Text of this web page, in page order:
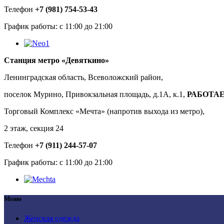
Телефон +7 (981) 754-53-43
График работы: с 11:00 до 21:00
Станция метро «Девяткино»
Ленинградская область, Всеволожский район,
поселок Мурино, Привокзальная площадь, д.1А, к.1,
Торговый Комплекс «Мечта» (напротив выхода из метро),
2 этаж, секция 24
Телефон +7 (911) 244-57-07
График работы: с 11:00 до 21:00
Меню
Женская одежда